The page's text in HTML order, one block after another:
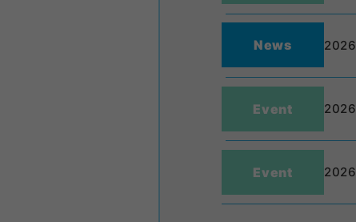
News
Event
Event